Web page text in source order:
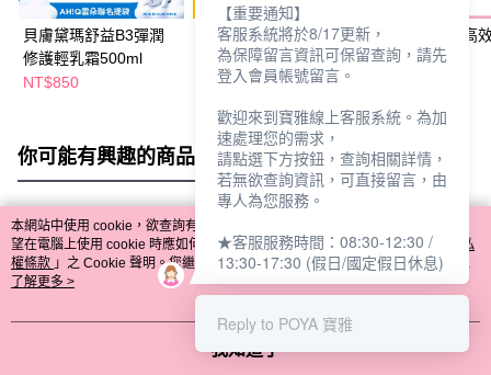
貝膚黛瑪舒益B3彈潤
修護輕乳霜500ml
NT$850
貝膚黛瑪超耐曬清爽保
濕防曬液40ml
NT$864
貝膚黛瑪舒敏高
液500ml
你可能有興趣的商品 全站排行
熱門標籤
本網站中使用 cookie，欲查詢有關本網站使用 cookie 方式之詳情，及若您不希
望在電腦上使用 cookie 時應如何變更電腦的 cookie 設定，請參閱本網站「
隱私
權條款 」之 Cookie 聲明。您繼續使用本網站即表示您同意本公司得按本網站使
用條款之 Cookie 聲明使用 cookie。
了解更多 >
我知道了
【重要通知】
客服系統將於8/17更新，
為保障留言資訊可保留查詢，請先
登入會員帳號留言。
歡迎來到寶雅線上客服系統。為加
速處理您的需求，
請點選下方按鈕，查詢相關詳情，
若無欲查詢資訊，可直接留言，由
專人為您服務。
★客服服務時間：08:30-12:30 /
13:30-17:30 (假日/國定假日休息)
Reply to POYA 寶雅